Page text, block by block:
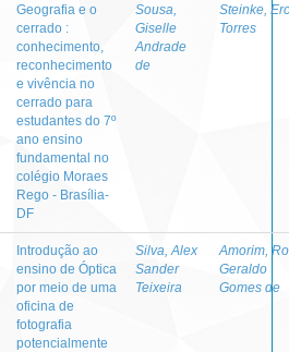
Geografia e o
cerrado :
conhecimento,
reconhecimento
e vivência no
cerrado para
estudantes do 7º
ano ensino
fundamental no
colégio Moraes
Rego - Brasília-
DF
Sousa,
Giselle
Andrade
de
Steinke,
Torres
Introdução ao
ensino de Óptica
por meio de uma
oficina de
fotografia
potencialmente
Silva, Alex
Sander
Teixeira
Amorim,
Geraldo
Gomes de